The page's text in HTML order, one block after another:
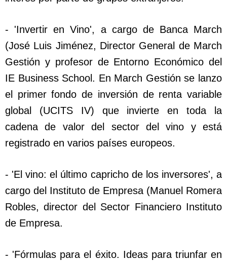
- 'Invertir en Vino', a cargo de Banca March
(José Luis Jiménez, Director General de March
Gestión y profesor de Entorno Económico del
IE Business School. En March Gestión se lanzo
el primer fondo de inversión de renta variable
global (UCITS IV) que invierte en toda la
cadena de valor del sector del vino y está
registrado en varios países europeos.
- 'El vino: el último capricho de los inversores', a
cargo del Instituto de Empresa (Manuel Romera
Robles, director del Sector Financiero Instituto
de Empresa.
- 'Fórmulas para el éxito. Ideas para triunfar en